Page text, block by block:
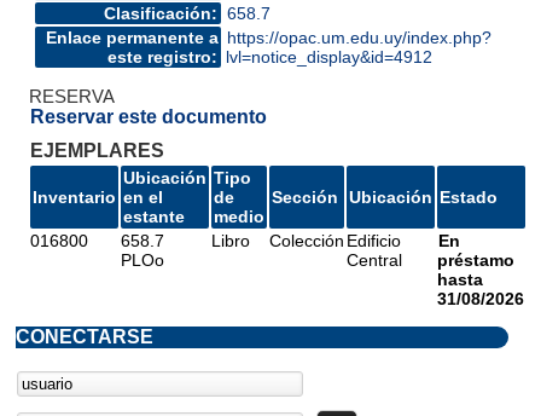
Clasificación: 658.7
Enlace permanente a
este registro:
https://opac.um.edu.uy/index.php?
lvl=notice_display&id=4912
RESERVA
Reservar este documento
EJEMPLARES
Inventario
Ubicación
en el
estante
Tipo
de
medio
Sección Ubicación Estado
016800
658.7
PLOo
Libro Colección Edificio
Central
En
préstamo
hasta
31/08/2026
CONECTARSE